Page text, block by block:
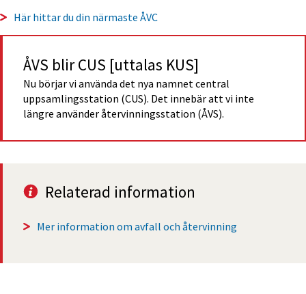
Här hittar du din närmaste ÅVC
ÅVS blir CUS [uttalas KUS]
Nu börjar vi använda det nya namnet central
uppsamlingsstation (CUS). Det innebär att vi inte
längre använder återvinningsstation (ÅVS).
Relaterad information
Mer information om avfall och återvinning